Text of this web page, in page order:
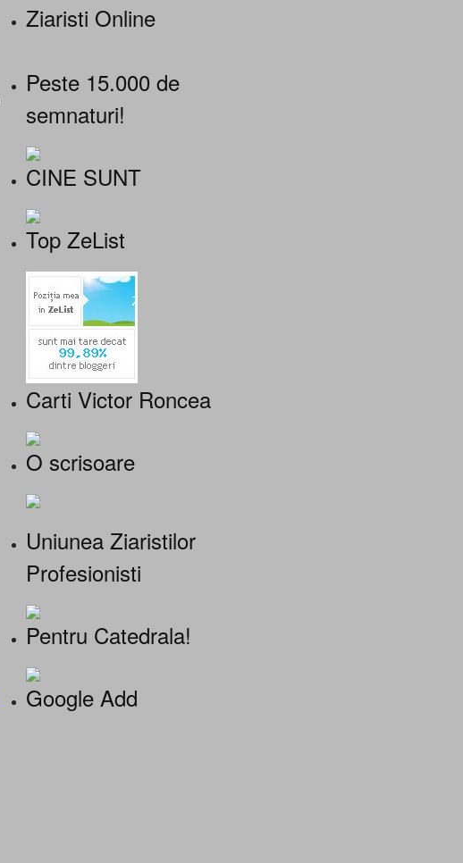
Ziaristi Online
Peste 15.000 de
semnaturi!
CINE SUNT
Top ZeList
Carti Victor Roncea
O scrisoare
Uniunea Ziaristilor
Profesionisti
Pentru Catedrala!
Google Add